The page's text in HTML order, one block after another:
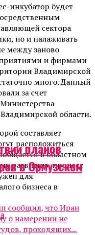
инкубатор будет
сектора
но и налаживать
между заново
и фирмами
Владимирской
много. Данный
за счет
области.
составляет
расположиться
в областном
развитию, процесс
для
бизнеса в
планов
в Ормузском
сообщил, что Иран
о намерении не
проходящих...